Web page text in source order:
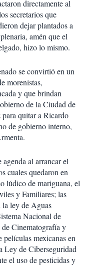
directamente al
secretarios que
dejar plantados a
amén que el
hizo lo mismo.
se convirtió en un
morenistas,
y que brindan
de la Ciudad de
quitar a Ricardo
de gobierno interno,
al arrancar el
cuales quedaron en
lúdico de mariguana, el
y Familiares; las
la ley de Aguas
Nacional de
Cinematografía y
mexicanas en
Ley de Ciberseguridad
el uso de pesticidas y